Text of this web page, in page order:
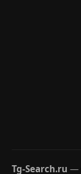
Tg-Search.ru —